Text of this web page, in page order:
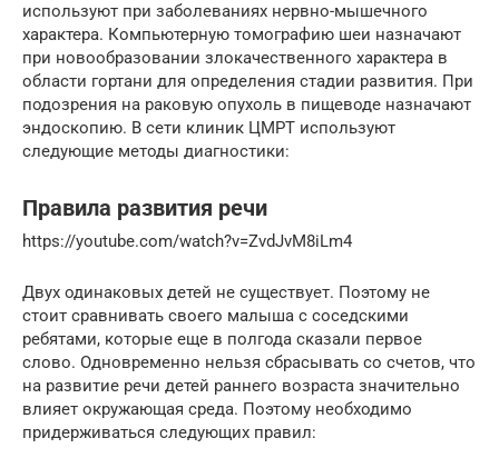
используют при заболеваниях нервно-мышечного
характера. Компьютерную томографию шеи назначают
при новообразовании злокачественного характера в
области гортани для определения стадии развития. При
подозрения на раковую опухоль в пищеводе назначают
эндоскопию. В сети клиник ЦМРТ используют
следующие методы диагностики:
Правила развития речи
https://youtube.com/watch?v=ZvdJvM8iLm4
Двух одинаковых детей не существует. Поэтому не
стоит сравнивать своего малыша с соседскими
ребятами, которые еще в полгода сказали первое
слово. Одновременно нельзя сбрасывать со счетов, что
на развитие речи детей раннего возраста значительно
влияет окружающая среда. Поэтому необходимо
придерживаться следующих правил: